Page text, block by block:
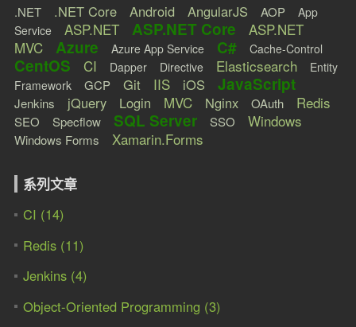
.NET .NET Core Android AngularJS AOP
App
Service
ASP.NET ASP.NET Core
ASP.NET
MVC
Azure Azure App Service C# Cache-Control
CentOS CI Dapper Directive Elasticsearch
Entity
Framework
GCP Git IIS iOS JavaScript
Jenkins jQuery Login MVC Nginx OAuth Redis
SEO Specflow SQL Server SSO Windows
Windows Forms Xamarin.Forms
系列文章
CI (14)
Redis (11)
Jenkins (4)
Object-Oriented Programming (3)